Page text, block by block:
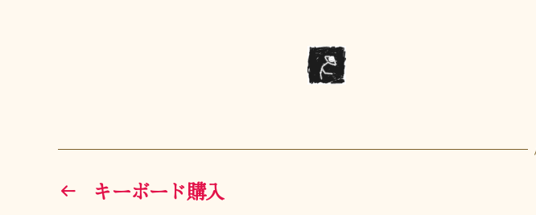
← キーボード購入